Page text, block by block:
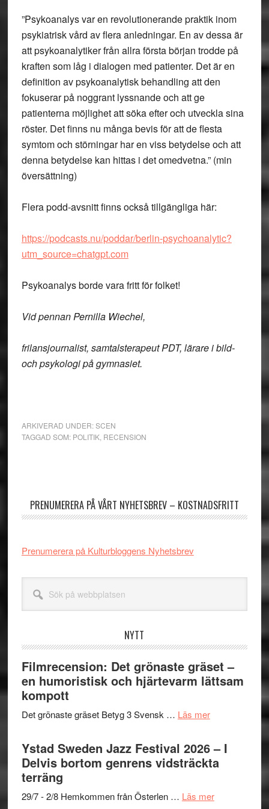
”Psykoanalys var en revolutionerande praktik inom
psykiatrisk vård av flera anledningar. En av dessa är
att psykoanalytiker från allra första början trodde på
kraften som låg i dialogen med patienter. Det är en
definition av psykoanalytisk behandling att den
fokuserar på noggrant lyssnande och att ge
patienterna möjlighet att söka efter och utveckla sina
röster. Det finns nu många bevis för att de flesta
symtom och störningar har en viss betydelse och att
denna betydelse kan hittas i det omedvetna.” (min
översättning)
Flera podd-avsnitt finns också tillgängliga här:
https://podcasts.nu/poddar/berlin-psychoanalytic?
utm_source=chatgpt.com
Psykoanalys borde vara fritt för folket!
Vid pennan Pernilla Wiechel,
frilansjournalist, samtalsterapeut PDT, lärare i bild-
och psykologi på gymnasiet.
ARKIVERAD UNDER:SCEN
TAGGAD SOM: POLITIK, RECENSION
PRENUMERERA PÅ VÅRT NYHETSBREV – KOSTNADSFRITT
Prenumerera på Kulturbloggens Nyhetsbrev
webbplatsen
NYTT
Filmrecension: Det grönaste gräset –
en humoristisk och hjärtevarm lättsam
kompott
Det grönaste gräset Betyg 3 Svensk … Läs merom
Det
grönaste
gräset
en
Ystad Sweden Jazz Festival 2026 – I
Delvis bortom genrens vidsträckta
terräng
29/7 - 2/8 Hemkommen från Österlen … Läs merom